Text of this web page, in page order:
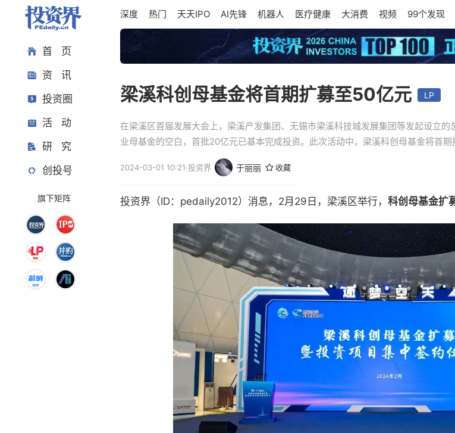
首 页
资 讯
投资圈
活 动
研 究
创投号
旗下矩阵
深度 热门 天天IPO AI先锋 机器人 医疗健康 大消费 视频 99个发现
梁溪科创母基金将首期扩募至50亿元 LP
在梁溪区首届发展大会上，梁溪产发集团、无锡市梁溪科技城发展集团等发起设立
业母基金的空白，首批20亿元已基本完成投资。此次活动中，梁溪科创母基金将首期
2024-03-01 10:21·投资界 于丽丽 收藏
投资界（ID：pedaily2012）消息，2月29日，梁溪区举行， 科创母基金扩